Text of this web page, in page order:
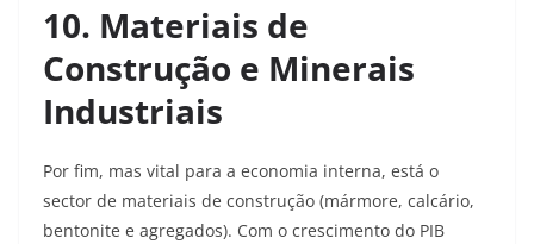
10. Materiais de
Construção e Minerais
Industriais
Por fim, mas vital para a economia interna, está o
sector de materiais de construção (mármore, calcário,
bentonite e agregados). Com o crescimento do PIB